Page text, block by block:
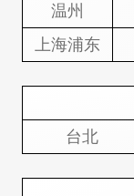
温州
上海浦东
台北